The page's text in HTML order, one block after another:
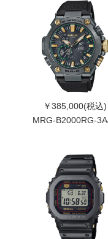
￥385,000(税込)
MRG-B2000RG-